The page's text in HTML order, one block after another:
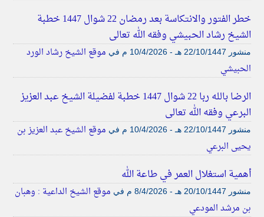
خطر الفتور والانتكاسة بعد رمضان 22 شوال 1447 خطبة
الشيخ رشاد الحبيشي وفقه الله تعالى
منشور في موقع الشيخ رشاد الورد
الحبيشي
الرضا بالله ربا 22 شوال 1447 خطبة لفضيلة الشيخ عبد العزيز
البرعي وفقه الله تعالى
منشور في موقع الشيخ عبد العزيز بن
يحيى البرعي
أهمية استغلال العمر في طاعة الله
منشور في موقع الشيخ الداعية : وهبان
بن مرشد المودعي